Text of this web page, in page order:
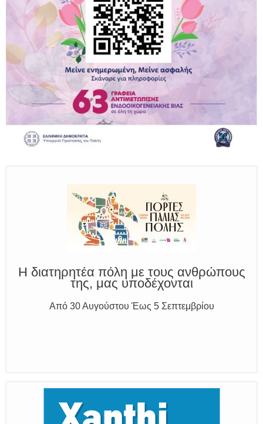
Η διατηρητέα πόλη με τους ανθρώπους
Παραμένουμε Προσεκτικοί
Καλούμε Άμεσα την Πυροσβεστική στο 199 ή στο 112